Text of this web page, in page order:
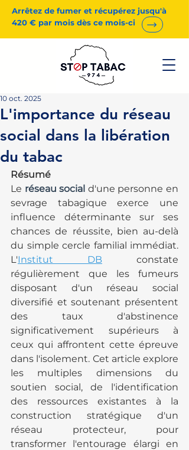
Arrêtez de fumer et récupérez jusqu'à
420 € par mois dès ce mois-ci
L'importance du réseau
social dans la libération
du tabac
10 oct. 2025
Résumé
Le réseau social d'une personne en
sevrage tabagique exerce une
influence déterminante sur ses
chances de réussite, bien au-delà
du simple cercle familial immédiat.
L'Institut DB constate
régulièrement que les fumeurs
disposant d'un réseau social
diversifié et soutenant présentent
des taux d'abstinence
significativement supérieurs à
ceux qui affrontent cette épreuve
dans l'isolement. Cet article explore
les multiples dimensions du
soutien social, de l'identification
des ressources existantes à la
construction stratégique d'un
réseau protecteur, pour
transformer l'entourage élargi en